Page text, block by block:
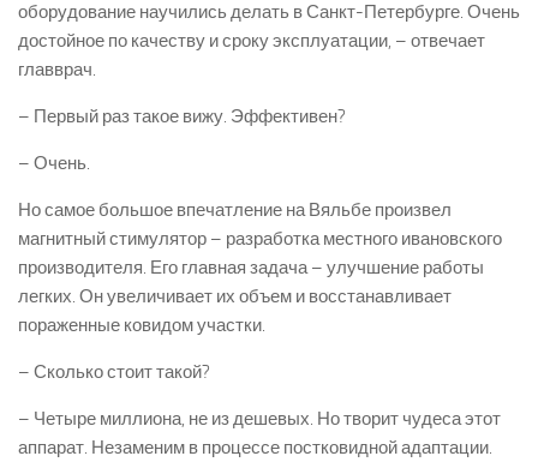
оборудование научились делать в Санкт-Петербурге. Очень
достойное по качеству и сроку эксплуатации, – отвечает
главврач.
– Первый раз такое вижу. Эффективен?
– Очень.
Но самое большое впечатление на Вяльбе произвел
магнитный стимулятор – разработка местного ивановского
производителя. Его главная задача – улучшение работы
легких. Он увеличивает их объем и восстанавливает
пораженные ковидом участки.
– Сколько стоит такой?
– Четыре миллиона, не из дешевых. Но творит чудеса этот
аппарат. Незаменим в процессе постковидной адаптации.